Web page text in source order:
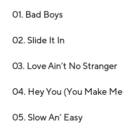
01. Bad Boys
02. Slide It In
03. Love Ain’t No Stranger
04. Hey You (You Make Me
05. Slow An’ Easy